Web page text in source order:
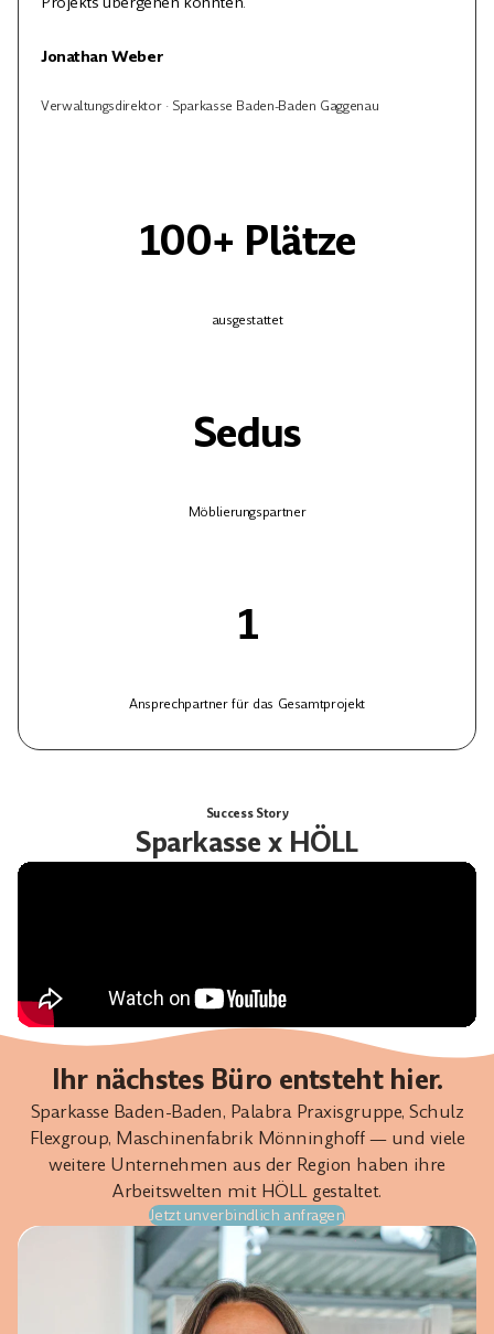
Jonathan Weber
Verwaltungsdirektor · Sparkasse Baden-Baden Gaggenau
100+ Plätze
ausgestattet
Sedus
Möblierungspartner
1
Ansprechpartner für das Gesamtprojekt
Success Story
Sparkasse x HÖLL
Ihr nächstes Büro entsteht hier.
Sparkasse Baden-Baden, Palabra Praxisgruppe, Schulz
Flexgroup, Maschinenfabrik Mönninghoff — und viele
weitere Unternehmen aus der Region haben ihre
Arbeitswelten mit HÖLL gestaltet.
Jetzt unverbindlich anfragen